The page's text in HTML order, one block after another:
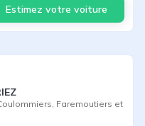
Estimez votre voiture
Faremoutiers et